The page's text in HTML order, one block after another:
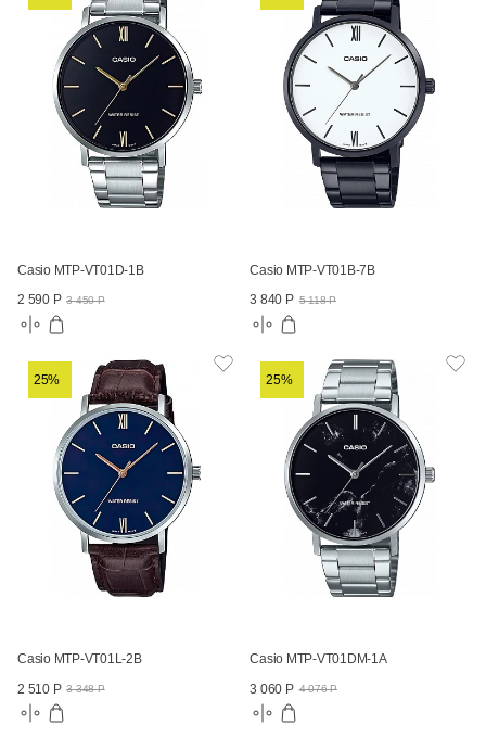
Casio MTP-VT01D-1B
2 590 Р 3 450 Р
Casio MTP-VT01B-7B
3 840 Р 5 118 Р
25%
Casio MTP-VT01L-2B
2 510 Р 3 348 Р
25%
Casio MTP-VT01DM-1A
3 060 Р 4 076 Р